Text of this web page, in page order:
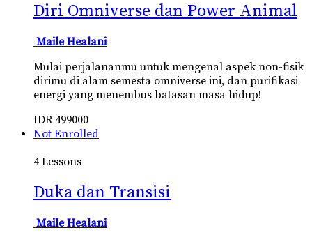
Diri Omniverse dan Power Animal
Maile Healani
Mulai perjalananmu untuk mengenal aspek non-fisik
dirimu di alam semesta omniverse ini, dan purifikasi
energi yang menembus batasan masa hidup!
IDR 499000
Not Enrolled
4 Lessons
Duka dan Transisi
Maile Healani